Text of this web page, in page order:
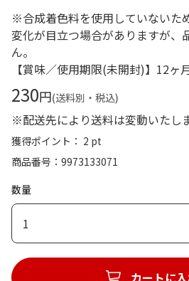
※合成着色料を使用していないた
変化が目立つ場合がありますが、
ん。
【賞味／使用期限(未開封)】12ヶ
230円(送料別・税込)
※配送先により送料は変動いたしま
獲得ポイント： 2 pt
商品番号
9973133071
数量
1
カートに